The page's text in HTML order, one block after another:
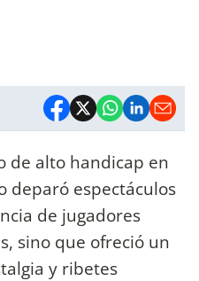
de alto handicap en
deparó espectáculos
de jugadores
sino que ofreció un
y ribetes